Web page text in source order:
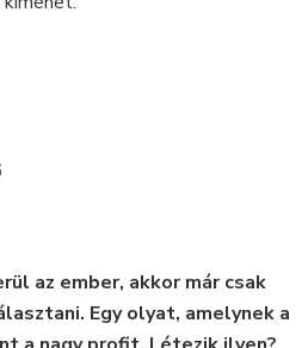
az ember, akkor már csak
Egy olyat, amelynek a